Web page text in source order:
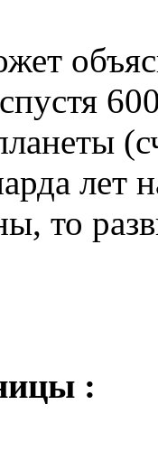
лет
то
: